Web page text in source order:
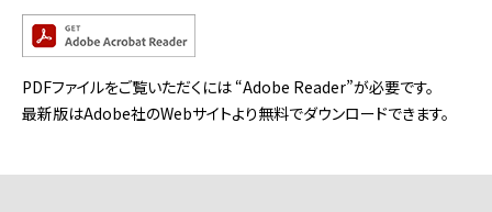
PDFファイルをご覧いただくには “Adobe Reader”が必要です。
最新版はAdobe社のWebサイトより無料でダウンロードできます。